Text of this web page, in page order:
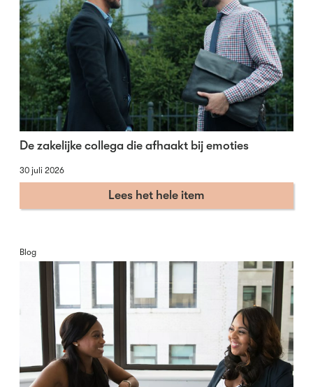
De zakelijke collega die afhaakt bij emoties
30 juli 2026
Lees het hele item
Blog